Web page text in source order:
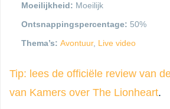
Moeilijkheid: Moeilijk
Ontsnappingspercentage: 50%
Thema’s: Avontuur, Live video
Tip: lees de officiële review van
van Kamers over The Lionheart.